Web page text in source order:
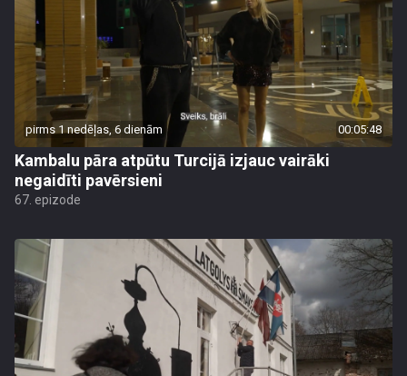
pirms 1 nedēļas, 6 dienām 00:05:48
Kambalu pāra atpūtu Turcijā izjauc vairāki
negaidīti pavērsieni
67. epizode